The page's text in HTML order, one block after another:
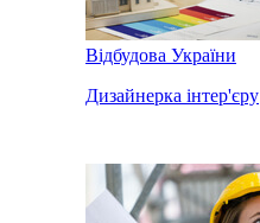
Відбудова України
Дизайнерка інтер'єру